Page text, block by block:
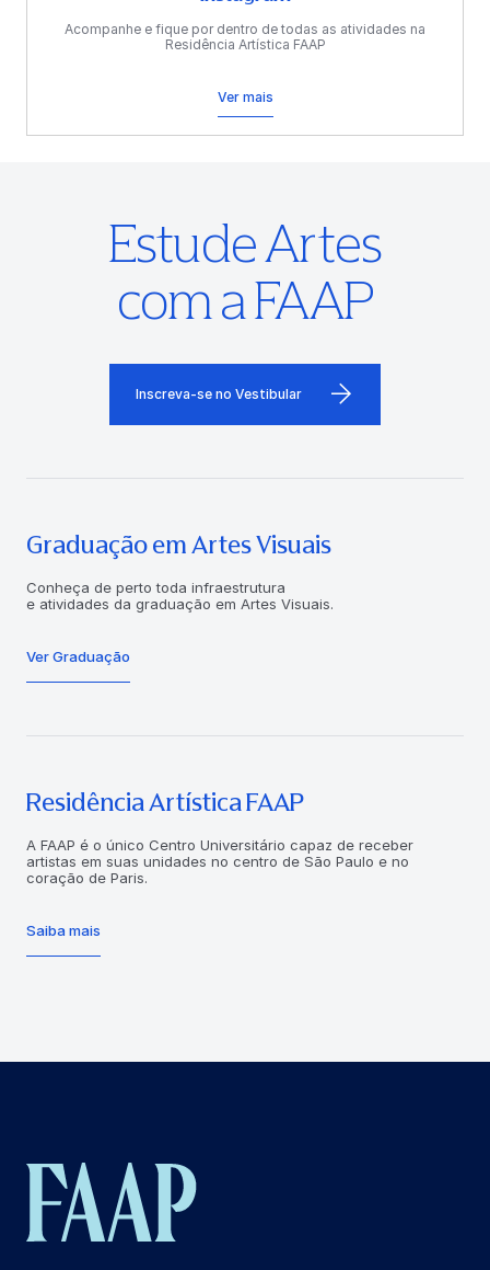
Acompanhe e fique por dentro de todas as atividades na
Residência Artística FAAP
Ver mais
Estude Artes
com a FAAP
Inscreva-se no Vestibular
Graduação em Artes Visuais
Conheça de perto toda infraestrutura
e atividades da graduação em Artes Visuais.
Ver Graduação
Residência Artística FAAP
A FAAP é o único Centro Universitário capaz de receber
artistas em suas unidades no centro de São Paulo e no
coração de Paris.
Saiba mais